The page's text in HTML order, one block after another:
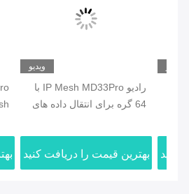
ویدیو
رادیو IP Mesh MD33Pro با
64 گره برای انتقال داده های
بهترین قیمت را دریافت کنید